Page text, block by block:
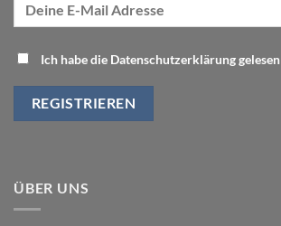
Ich habe die Datenschutzerklärung gelesen
ÜBER UNS